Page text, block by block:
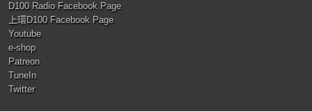
D100 Radio Facebook Page
上環D100 Facebook Page
Youtube
e-shop
Patreon
TuneIn
Twitter